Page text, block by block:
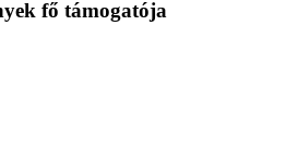
fő támogatója